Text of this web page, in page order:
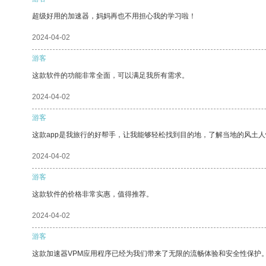
超级好用的加速器，妈妈再也不用担心我的学习啦！
2024-04-02
游客
这款软件的功能非常全面，可以满足我所有需求。
2024-04-02
游客
这款app是我旅行的好帮手，让我能够轻松找到目的地，了解当地的风土
2024-04-02
游客
这款软件的价格非常实惠，值得推荐。
2024-04-02
游客
这款加速器VPM应用程序已经为我们带来了无限的流畅体验和安全性保护